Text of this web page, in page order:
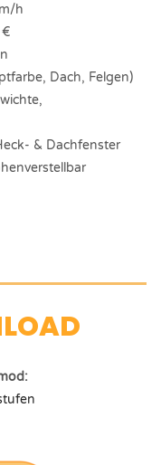
h
Dach, Felgen)
& Dachfenster